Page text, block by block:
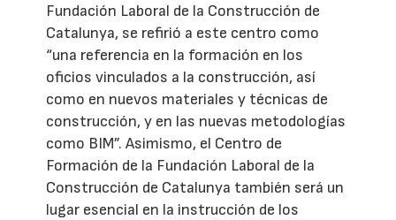
Fundación Laboral de la Construcción de
Catalunya, se refirió a este centro como
“una referencia en la formación en los
oficios vinculados a la construcción, así
como en nuevos materiales y técnicas de
construcción, y en las nuevas metodologías
como BIM”. Asimismo, el Centro de
Formación de la Fundación Laboral de la
Construcción de Catalunya también será un
lugar esencial en la instrucción de los